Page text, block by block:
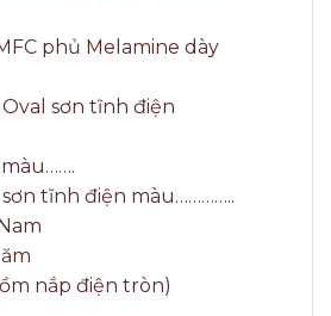
phủ Melamine dày
Oval sơn tĩnh điện
màu…….
sơn tĩnh điện màu…………..
nắp điện tròn)